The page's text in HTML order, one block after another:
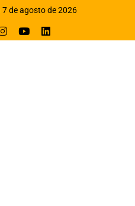
de agosto de 2026